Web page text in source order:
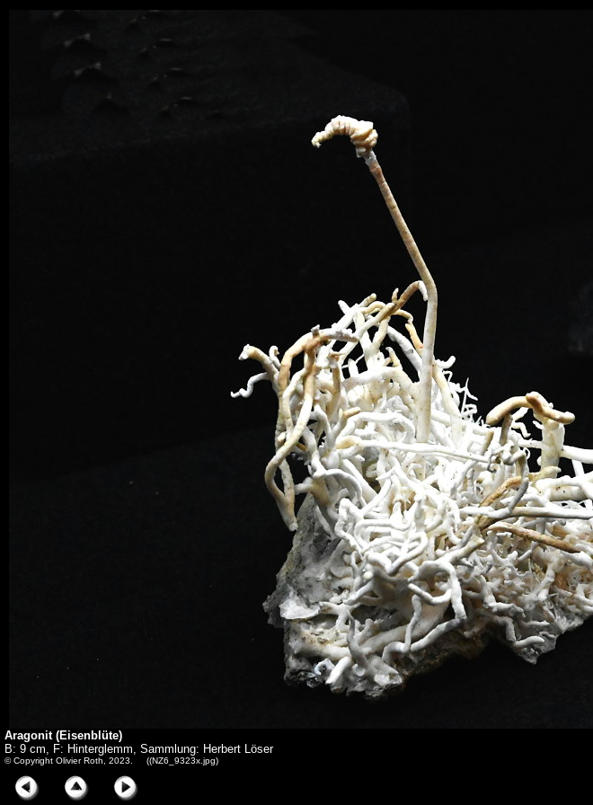
Aragonit (Eisenblüte)
B: 9 cm, F: Hinterglemm, Sammlung: Herbert Löser
© Copyright Olivier Roth, 2023. ((NZ6_9323x.jpg)